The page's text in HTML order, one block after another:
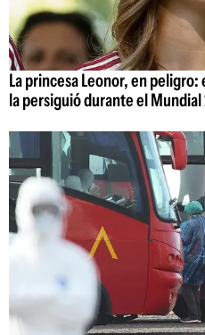
La princesa Leonor, en
la persiguió durante el Mundial